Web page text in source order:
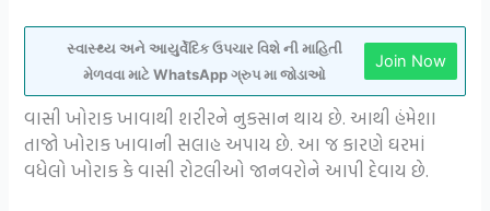
સ્વાસ્થ્ય અને આયુર્વેદિક ઉપચાર વિશે ની માહિતી
મેળવવા માટે WhatsApp ગ્રુપ મા જોડાઓ
Join Now
વાસી ખોરાક ખાવાથી શરીરને નુકસાન થાય છે. આથી હંમેશા
તાજો ખોરાક ખાવાની સલાહ અપાય છે. આ જ કારણે ઘરમાં
વધેલો ખોરાક કે વાસી રોટલીઓ જાનવરોને આપી દેવાય છે.